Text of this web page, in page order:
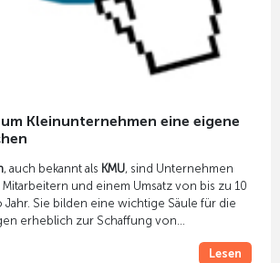
Kleinunternehmen eine eigene
, auch bekannt als KMU, sind Unternehmen
und einem Umsatz von bis zu 10
Sie bilden eine wichtige Säule für die
erheblich zur Schaffung von
Lesen